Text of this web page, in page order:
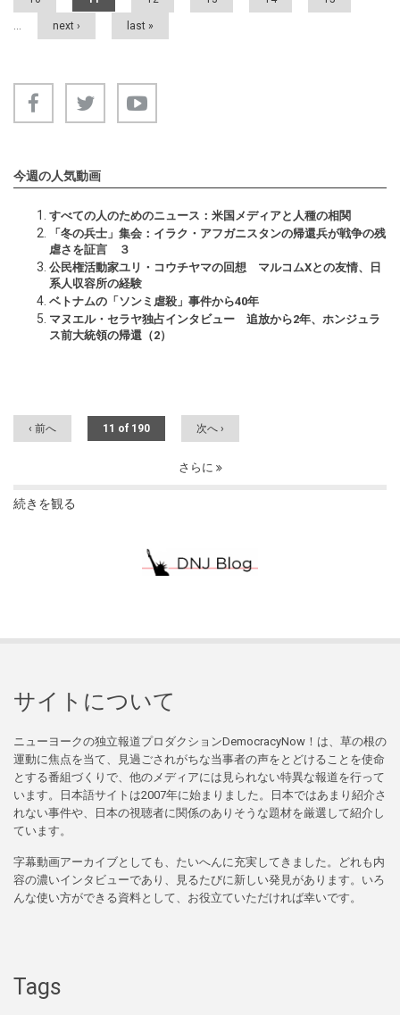
… next › last »
今週の人気動画
すべての人のためのニュース：米国メディアと人種の相関
「冬の兵士」集会：イラク・アフガニスタンの帰還兵が戦争の残
虐さを証言 ３
公民権活動家ユリ・コウチヤマの回想 マルコムXとの友情、日
系人収容所の経験
ベトナムの「ソンミ虐殺」事件から40年
マヌエル・セラヤ独占インタビュー 追放から2年、ホンジュラ
ス前大統領の帰還（2）
‹ 前へ 11 of 190 次へ ›
さらに
続きを観る
サイトについて
ニューヨークの独立報道プロダクションDemocracyNow！は、草の根の
運動に焦点を当て、見過ごされがちな当事者の声をとどけることを使命
とする番組づくりで、他のメディアには見られない特異な報道を行って
います。日本語サイトは2007年に始まりました。日本ではあまり紹介さ
れない事件や、日本の視聴者に関係のありそうな題材を厳選して紹介し
ています。
字幕動画アーカイブとしても、たいへんに充実してきました。どれも内
容の濃いインタビューであり、見るたびに新しい発見があります。いろ
んな使い方ができる資料として、お役立ていただければ幸いです。
Tags